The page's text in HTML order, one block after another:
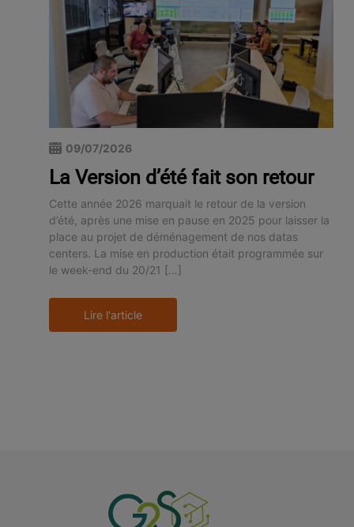
09/07/2026
La Version d’été fait son retour
Cette année 2026 marquait le retour de la version
d’été, après une mise en pause en 2025 pour laisser la
place au projet de déménagement de nos datas
centers. La mise en production était programmée sur
le week-end du 20/21 […]
Lire l'article